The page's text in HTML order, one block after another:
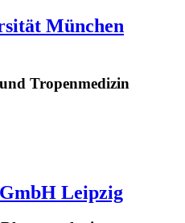
München
Tropenmedizin
Leipzig